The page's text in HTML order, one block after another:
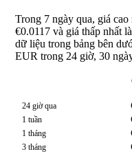
Trong 7 ngày qua, giá
€0.0117 và giá thấp nhất
dữ liệu trong bảng bên
EUR trong 24 giờ, 30
24 giờ qua
1 tuần
1 tháng
3 tháng